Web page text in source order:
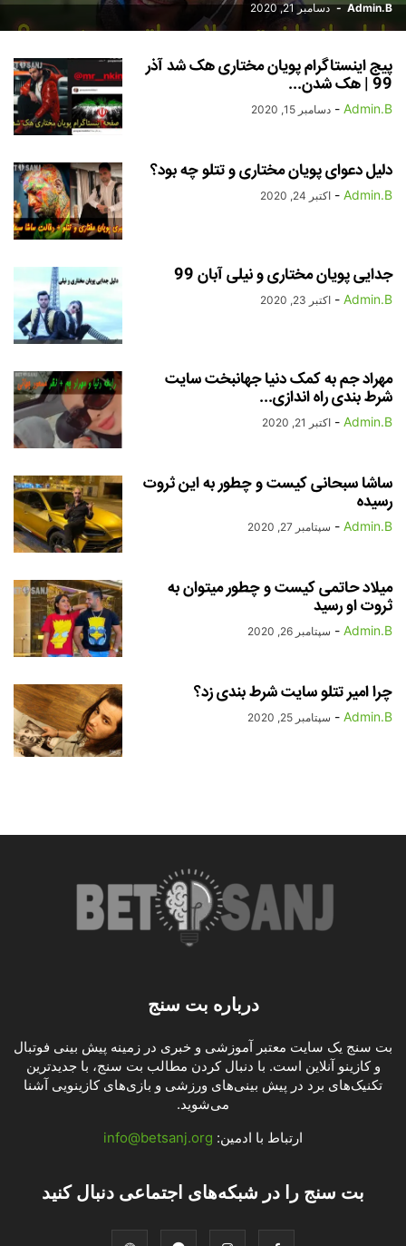
Admin.B
- دسامبر 21, 2020
پیج اینستاگرام پویان مختاری هک شد آذر
99 | هک شدن...
Admin.B
- دسامبر 15, 2020
دلیل دعوای پویان مختاری و تتلو چه بود؟
Admin.B
- اکتبر 24, 2020
جدایی پویان مختاری و نیلی آبان 99
Admin.B
- اکتبر 23, 2020
مهراد جم به کمک دنیا جهانبخت سایت
شرط بندی راه اندازی...
Admin.B
- اکتبر 21, 2020
ساشا سبحانی کیست و چطور به این ثروت
رسیده
Admin.B
- سپتامبر 27, 2020
میلاد حاتمی کیست و چطور میتوان به
ثروت او رسید
Admin.B
- سپتامبر 26, 2020
چرا امیر تتلو سایت شرط بندی زد؟
Admin.B
- سپتامبر 25, 2020
درباره بت سنج
بت سنج یک سایت معتبر آموزشی و خبری در زمینه پیش بینی فوتبال
و کازینو آنلاین است. با دنبال کردن مطالب بت سنج، با جدیدترین
تکنیک‌های برد در پیش بینی‌های ورزشی و بازی‌های کازینویی آشنا
می‌شوید.
ارتباط با ادمین: info@betsanj.org
بت سنج را در شبکه‌های اجتماعی دنبال کنید